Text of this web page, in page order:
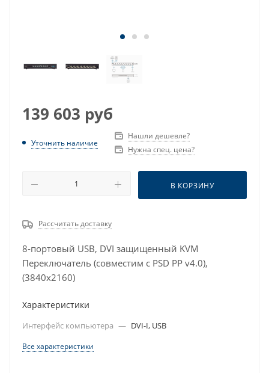
139 603 руб
Уточнить наличие
Нашли дешевле?
Нужна спец. цена?
В КОРЗИНУ
Рассчитать доставку
8-портовый USB, DVI защищенный KVM
Переключатель (совместим с PSD PP v4.0),
(3840x2160)
Характеристики
Интерфейс компьютера — DVI-I, USB
Все характеристики